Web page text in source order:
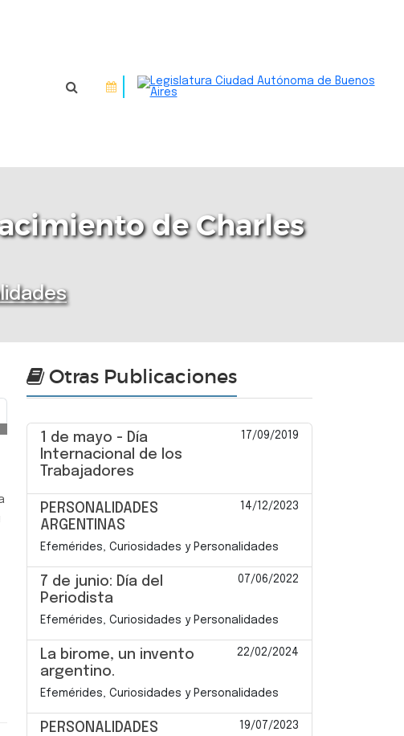
de Charles
Otras Publicaciones
1 de mayo - Día
Internacional de los
Trabajadores
17/09/2019
PERSONALIDADES
ARGENTINAS
14/12/2023
Efemérides, Curiosidades y Personalidades
7 de junio: Día del
Periodista
07/06/2022
Efemérides, Curiosidades y Personalidades
La birome, un invento
argentino.
22/02/2024
Efemérides, Curiosidades y Personalidades
PERSONALIDADES
19/07/2023